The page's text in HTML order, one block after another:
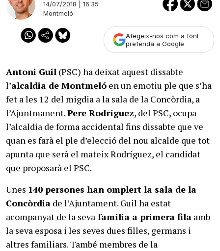
14/07/2018 | 16:35
Montmeló
Afegeix-nos com a font
preferida a Google
Antoni Guil (PSC) ha deixat aquest dissabte
l’alcaldia de Montmeló en un emotiu ple que s’ha
fet a les 12 del migdia a la sala de la Concòrdia, a
l’Ajuntmanent.Pere Rodríguez, del PSC, ocupa
l’alcaldia de forma accidental fins dissabte que ve
quan es farà el ple d’elecció del nou alcalde que tot
apunta que serà el mateix Rodríguez, el candidat
que proposarà el PSC.
Unes 140 persones han omplert la sala de la
Concòrdia de l’Ajuntament. Guil ha estat
acompanyat de la seva família a primera fila amb
la seva esposa i les seves dues filles, germans i
altres familiars. També membres de la